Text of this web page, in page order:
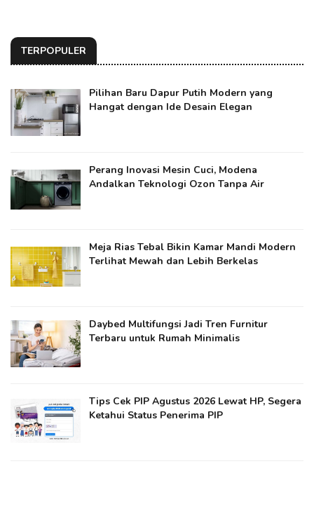
TERPOPULER
Pilihan Baru Dapur Putih Modern yang
Hangat dengan Ide Desain Elegan
Perang Inovasi Mesin Cuci, Modena
Andalkan Teknologi Ozon Tanpa Air
Meja Rias Tebal Bikin Kamar Mandi Modern
Terlihat Mewah dan Lebih Berkelas
Daybed Multifungsi Jadi Tren Furnitur
Terbaru untuk Rumah Minimalis
Tips Cek PIP Agustus 2026 Lewat HP, Segera
Ketahui Status Penerima PIP